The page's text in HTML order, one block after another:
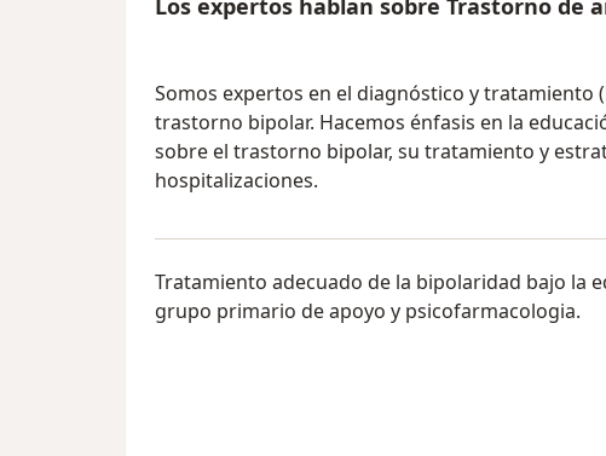
Los expertos hablan sobre Trastorno de
Somos expertos en el diagnóstico y tratamiento
trastorno bipolar. Hacemos énfasis en la
sobre el trastorno bipolar, su tratamiento y
hospitalizaciones.
Tratamiento adecuado de la bipolaridad bajo la
grupo primario de apoyo y psicofarmacologia.